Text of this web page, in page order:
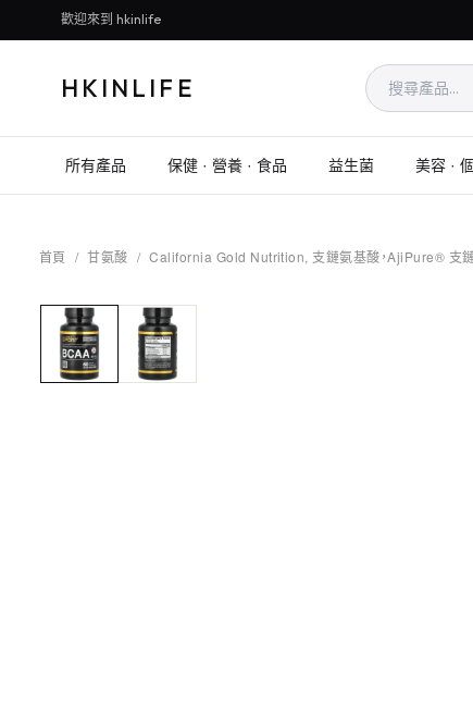
歡迎來到 hkinlife
HKINLIFE
所有產品 保健 · 營養 · 食品 益生菌 美容 ·
首頁 / 甘氨酸 / California Gold Nutrition, 支鏈氨基酸，AjiPure® 支鏈